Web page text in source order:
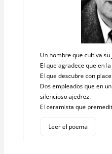
Un hombre que cultiva
El que agradece que en
El que descubre con
Dos empleados que en
silencioso ajedrez.
El ceramista que
Leer el poema